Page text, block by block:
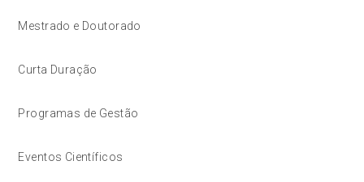
Mestrado e Doutorado
Curta Duração
Programas de Gestão
Eventos Científicos